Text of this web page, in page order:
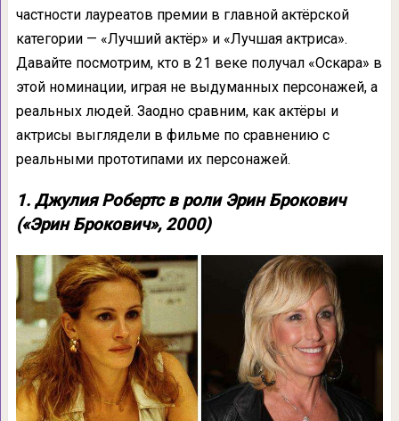
частности лауреатов премии в главной актёрской
категории — «Лучший актёр» и «Лучшая актриса».
Давайте посмотрим, кто в 21 веке получал «Оскара» в
этой номинации, играя не выдуманных персонажей, а
реальных людей. Заодно сравним, как актёры и
актрисы выглядели в фильме по сравнению с
реальными прототипами их персонажей.
1. Джулия Робертс в роли Эрин Брокович
(«Эрин Брокович», 2000)